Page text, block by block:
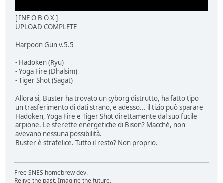
[ INF O B O X ]
UPLOAD COMPLETE
Harpoon Gun v.5.5
- Hadoken (Ryu)
- Yoga Fire (Dhalsim)
- Tiger Shot (Sagat)
Allora sì, Buster ha trovato un cyborg distrutto, ha fatto tipo
un trasferimento di dati strano, e adesso... il tizio può sparare
Hadoken, Yoga Fire e Tiger Shot direttamente dal suo fucile
arpione. Le sferette energetiche di Bison? Macché, non
avevano nessuna possibilità.
Buster è strafelice. Tutto il resto? Non proprio.
Free SNES homebrew dev.
Relive the past. Imagine the future.